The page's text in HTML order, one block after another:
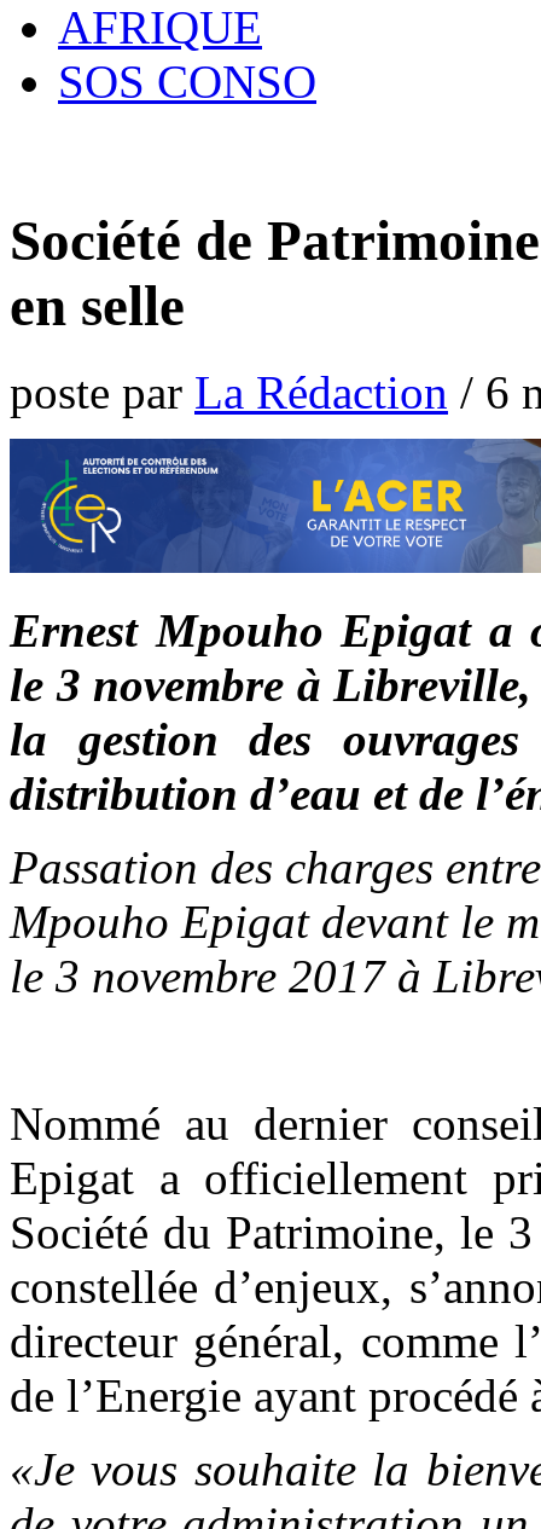
AFRIQUE
SOS CONSO
Société de
en selle
poste par La Rédaction / 6
Ernest Mpouho Epigat a
le 3 novembre à
la gestion des
distribution d’eau et de
Passation des charges
Mpouho Epigat devant le
le 3 novembre 2017 à
Nommé au dernier
Epigat a officiellement
Société du Patrimoine, le
constellée d’enjeux,
directeur général, comme
de l’Energie ayant
«Je vous souhaite la